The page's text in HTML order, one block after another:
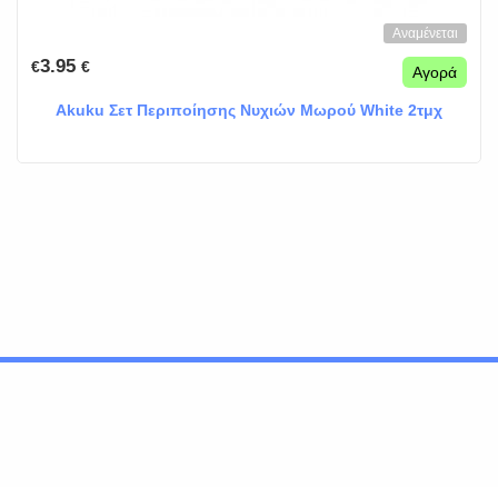
Αναμένεται
€3.95 € Αγορά
Akuku Σετ Περιποίησης Νυχιών Μωρού White 2τμχ